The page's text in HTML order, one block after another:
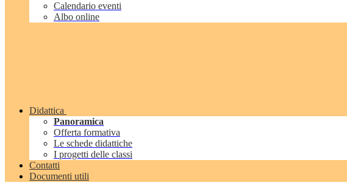
Calendario eventi
Albo online
Didattica
Panoramica
Offerta formativa
Le schede didattiche
I progetti delle classi
Contatti
Documenti utili